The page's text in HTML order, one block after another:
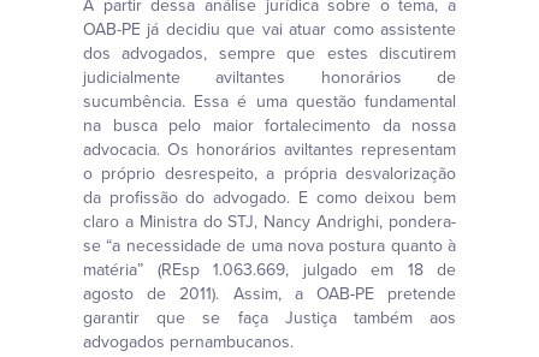
A partir dessa análise jurídica sobre o tema, a
OAB-PE já decidiu que vai atuar como assistente
dos advogados, sempre que estes discutirem
judicialmente aviltantes honorários de
sucumbência. Essa é uma questão fundamental
na busca pelo maior fortalecimento da nossa
advocacia. Os honorários aviltantes representam
o próprio desrespeito, a própria desvalorização
da profissão do advogado. E como deixou bem
claro a Ministra do STJ, Nancy Andrighi, pondera-
se “a necessidade de uma nova postura quanto à
matéria” (REsp 1.063.669, julgado em 18 de
agosto de 2011). Assim, a OAB-PE pretende
garantir que se faça Justiça também aos
advogados pernambucanos.